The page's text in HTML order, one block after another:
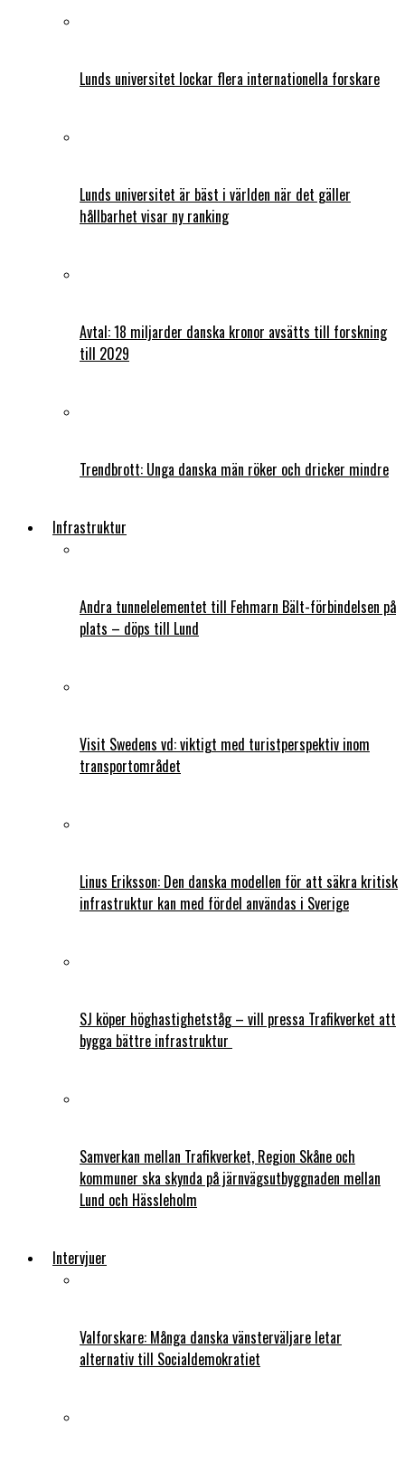
Lunds universitet lockar flera internationella forskare
Lunds universitet är bäst i världen när det gäller
hållbarhet visar ny ranking
Avtal: 18 miljarder danska kronor avsätts till forskning
till 2029
Trendbrott: Unga danska män röker och dricker mindre
Infrastruktur
Andra tunnelelementet till Fehmarn Bält-förbindelsen på
plats – döps till Lund
Visit Swedens vd: viktigt med turistperspektiv inom
transportområdet
Linus Eriksson: Den danska modellen för att säkra kritisk
infrastruktur kan med fördel användas i Sverige
SJ köper höghastighetståg – vill pressa Trafikverket att
bygga bättre infrastruktur
Samverkan mellan Trafikverket, Region Skåne och
kommuner ska skynda på järnvägsutbyggnaden mellan
Lund och Hässleholm
Intervjuer
Valforskare: Många danska vänsterväljare letar
alternativ till Socialdemokratiet